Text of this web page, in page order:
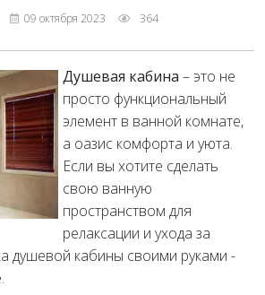
09 октября 2023 364
Душевая кабина – это не
просто функциональный
элемент в ванной комнате,
а оазис комфорта и уюта.
Если вы хотите сделать
свою ванную
пространством для
релаксации и ухода за
душевой кабины своими руками -